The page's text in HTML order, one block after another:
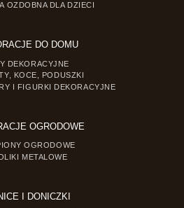
OZDOBNA DLA DZIECI
DO DOMU
DEKORACYJNE
KOCE, PODUSZKI
I FIGURKI DEKORACYJNE
OGRODOWE
OGRODOWE
METALOWE
I DONICZKI